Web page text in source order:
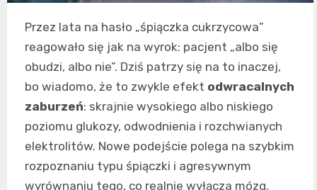
Przez lata na hasło „śpiączka cukrzycowa”
reagowało się jak na wyrok: pacjent „albo się
obudzi, albo nie”. Dziś patrzy się na to inaczej,
bo wiadomo, że to zwykle efekt odwracalnych
zaburzeń: skrajnie wysokiego albo niskiego
poziomu glukozy, odwodnienia i rozchwianych
elektrolitów. Nowe podejście polega na szybkim
rozpoznaniu typu śpiączki i agresywnym
wyrównaniu tego, co realnie wyłącza mózg.